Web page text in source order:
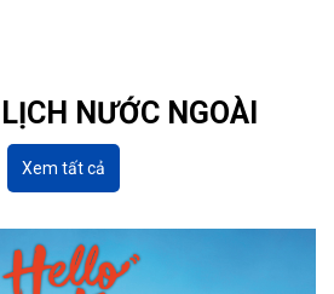
NƯỚC NGOÀI
Xem tất cả